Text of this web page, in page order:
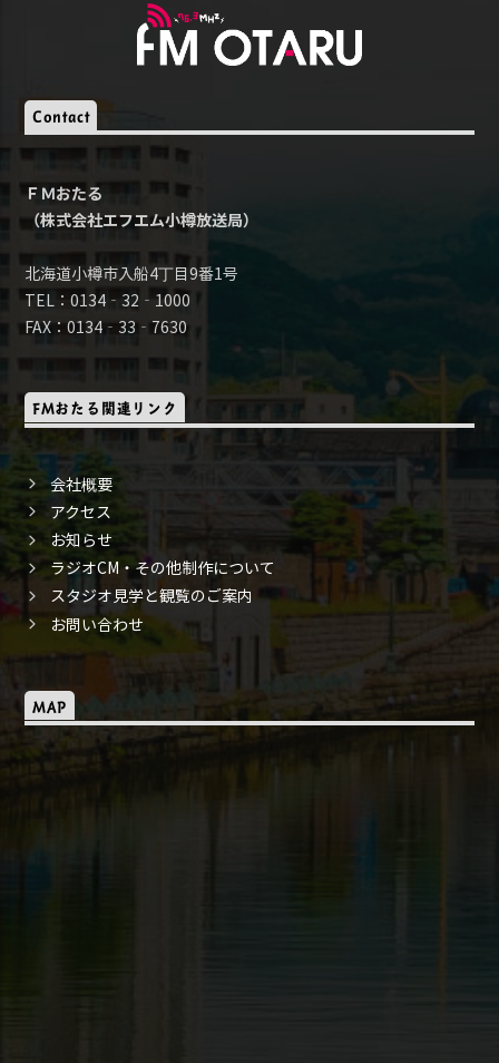
Contact
ＦＭおたる
（株式会社エフエム小樽放送局）
北海道小樽市入船4丁目9番1号
TEL：0134‐32‐1000
FAX：0134‐33‐7630
FMおたる関連リンク
会社概要
アクセス
お知らせ
ラジオCM・その他制作について
スタジオ見学と観覧のご案内
お問い合わせ
MAP